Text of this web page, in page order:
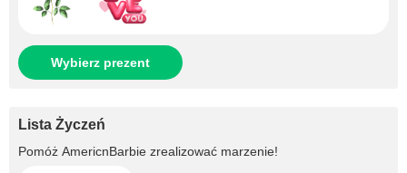
Wybierz prezent
Lista Życzeń
Pomóż AmericnBarbie zrealizować marzenie!